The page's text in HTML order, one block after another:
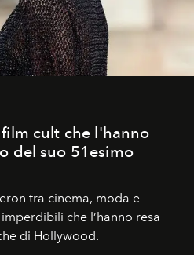
cult che l'hanno
del suo 51esimo
tra cinema, moda e
che l’hanno resa
di Hollywood.